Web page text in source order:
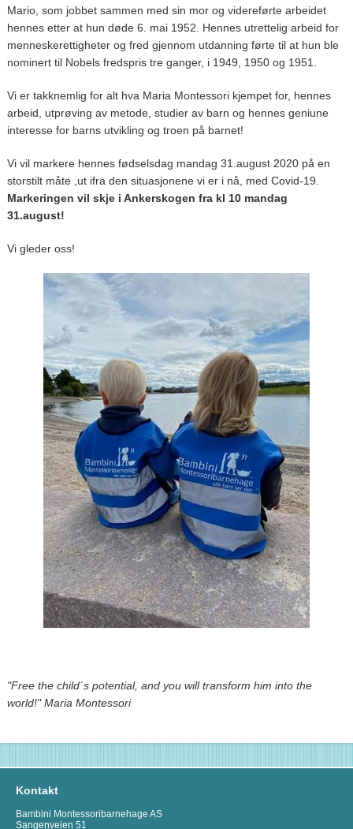
Mario, som jobbet sammen med sin mor og videreførte arbeidet
hennes etter at hun døde 6. mai 1952. Hennes utrettelig arbeid for
menneskerettigheter og fred gjennom utdanning førte til at hun ble
nominert til Nobels fredspris tre ganger, i 1949, 1950 og 1951.
Vi er takknemlig for alt hva Maria Montessori kjempet for, hennes
arbeid, utprøving av metode, studier av barn og hennes geniune
interesse for barns utvikling og troen på barnet!
Vi vil markere hennes fødselsdag mandag 31.august 2020 på en
storstilt måte ,ut ifra den situasjonene vi er i nå, med Covid-19.
Markeringen vil skje i Ankerskogen fra kl 10 mandag
31.august!
Vi gleder oss!
"Free the child´s potential, and you will transform him into the
world!" Maria Montessori
Kontakt
Bambini Montessoribarnehage AS
Sangenveien 51